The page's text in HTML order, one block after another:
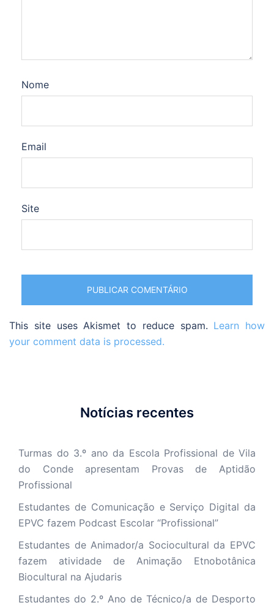
Nome
Email
Site
This site uses Akismet to reduce spam. Learn how
your comment data is processed.
Notícias recentes
Turmas do 3.º ano da Escola Profissional de Vila
do Conde apresentam Provas de Aptidão
Profissional
Estudantes de Comunicação e Serviço Digital da
EPVC fazem Podcast Escolar “Profissional”
Estudantes de Animador/a Sociocultural da EPVC
fazem atividade de Animação Etnobotânica
Biocultural na Ajudaris
Estudantes do 2.º Ano de Técnico/a de Desporto